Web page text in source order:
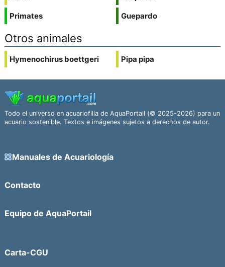
Primates
Guepardo
Otros animales
Hymenochirus boettgeri Pipa pipa
Todo el universo en acuariofilia de AquaPortail (© 2025-2026) para un
acuario sostenible. Textos e imágenes sujetos a derechos de autor.
Manuales de Acuariología
Contacto
Equipo de AquaPortail
Carta-CGU